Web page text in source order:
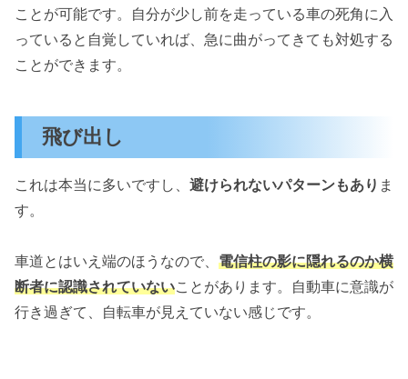
ことが可能です。自分が少し前を走っている車の死角に入
っていると自覚していれば、急に曲がってきても対処する
ことができます。
飛び出し
これは本当に多いですし、 避けられないパターンもあり ま
す。
車道とはいえ端のほうなので、 電信柱の影に隠れるのか横
断者に認識されていないことがあります。自動車に意識が
行き過ぎて、自転車が見えていない感じです。